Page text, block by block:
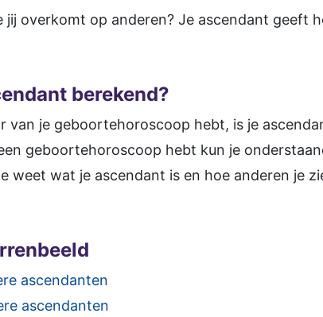
jij overkomt op anderen? Je ascendant geeft
berekend?
van je geboortehoroscoop hebt, is je
geboortehoroscoop hebt kun je
weet wat je ascendant is en hoe anderen je
ascendanten
ascendanten